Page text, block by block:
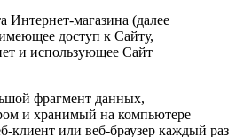
Интернет-магазина (далее
доступ к Сайту,
и использующее Сайт
фрагмент данных,
и хранимый на компьютере
клиент или веб-браузер каждый раз